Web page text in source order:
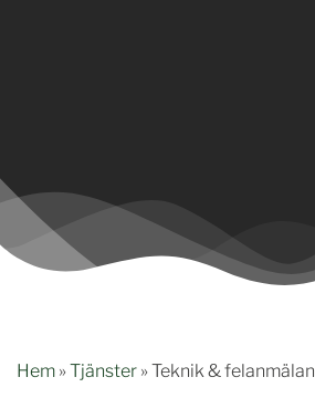
Hem »Tjänster »Teknik & felanmälan